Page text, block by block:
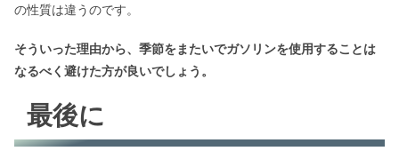
の性質は違うのです。
そういった理由から、季節をまたいでガソリンを使用することは
なるべく避けた方が良いでしょう。
最後に